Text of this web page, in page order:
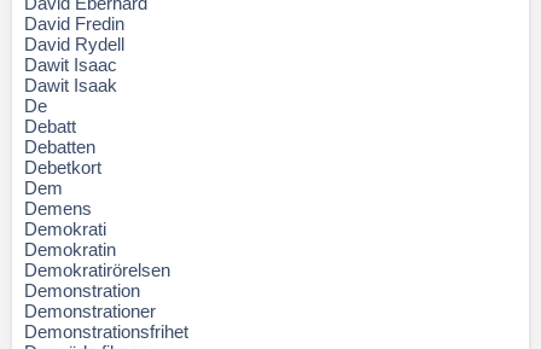
David Fredin
David Rydell
Dawit Isaac
Dawit Isaak
De
Debatt
Debatten
Debetkort
Dem
Demens
Demokrati
Demokratin
Demokratirörelsen
Demonstration
Demonstrationer
Demonstrationsfrihet